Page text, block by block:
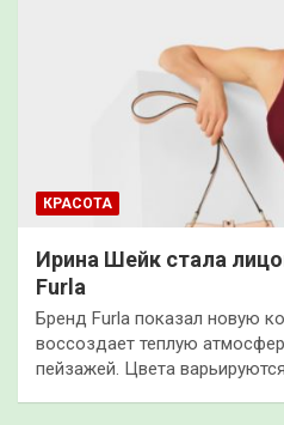
КРАСОТА
Ирина Шейк стала
Furla
Бренд Furla показал новую
воссоздает теплую
пейзажей. Цвета